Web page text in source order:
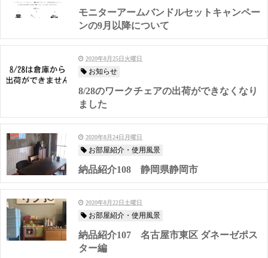
モニターアームバンドルセットキャンペー
ンの9月以降について
2020年8月25日火曜日
お知らせ
8/28のワークチェアの出荷ができなくなり
ました
2020年8月24日月曜日
お部屋紹介・使用風景
納品紹介108 静岡県静岡市
2020年8月22日土曜日
お部屋紹介・使用風景
納品紹介107 名古屋市東区 ダネーゼポス
ター編